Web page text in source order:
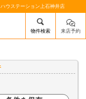
ウステーション上石神井店
head-logo.png
物件検索 来店予約